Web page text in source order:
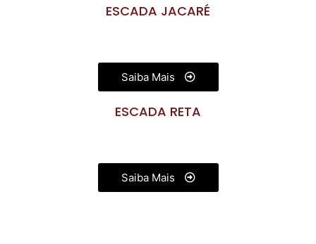
ESCADA JACARÉ
Saiba Mais
ESCADA RETA
Saiba Mais